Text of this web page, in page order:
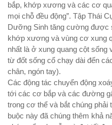
bắp, khớp xương và các cơ
mọi chỗ đều động”. Tập Thái
Dưỡng Sinh tăng cường được
khớp xương và vùng cơ xung
nhất là ở xung quang cột
từ đốt sống cổ chạy dài đến
chân, ngón tay).
Các động tác chuyển động
tới các cơ bắp và các đường
trong cơ thể và bắt chúng phải
buộc này đã chúng thêm khả